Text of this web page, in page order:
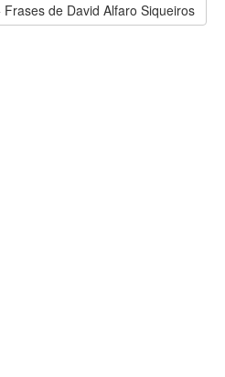
Frases de David Alfaro Siqueiros